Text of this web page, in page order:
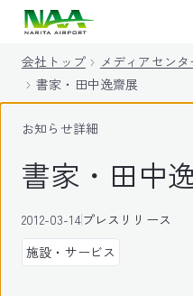
会社トップ メディアセン
書家・田中逸齋展
お知らせ詳細
書家・田中
2012-03-14プレスリリース
施設・サービス